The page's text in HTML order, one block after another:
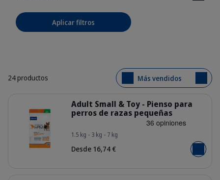
Aplicar filtros
24 productos Más vendidos
HQ_HPM_Packaging-without-
Adult Small & Toy - Pienso para
perros de razas pequeñas
1.5 kg - 3 kg - 7 kg
Desde 16,74 € Añadir